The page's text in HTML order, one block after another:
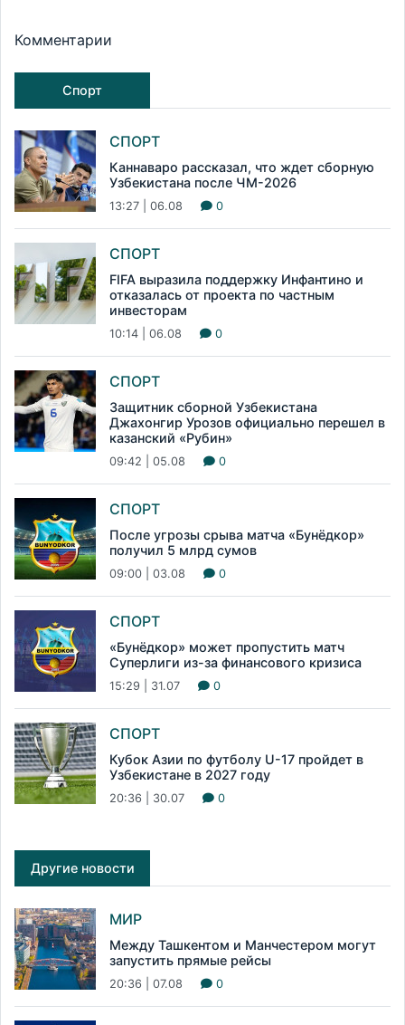
Комментарии
Спорт
СПОРТ
Каннаваро рассказал, что ждет сборную
Узбекистана после ЧМ-2026
13:27 | 06.08 0
СПОРТ
FIFA выразила поддержку Инфантино и
отказалась от проекта по частным
инвесторам
10:14 | 06.08 0
СПОРТ
Защитник сборной Узбекистана
Джахонгир Урозов официально перешел в
казанский «Рубин»
09:42 | 05.08 0
СПОРТ
После угрозы срыва матча «Бунёдкор»
получил 5 млрд сумов
09:00 | 03.08 0
СПОРТ
«Бунёдкор» может пропустить матч
Суперлиги из-за финансового кризиса
15:29 | 31.07 0
СПОРТ
Кубок Азии по футболу U-17 пройдет в
Узбекистане в 2027 году
20:36 | 30.07 0
Другие новости
МИР
Между Ташкентом и Манчестером могут
запустить прямые рейсы
20:36 | 07.08 0